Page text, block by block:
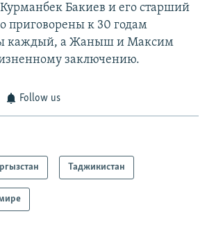
Бакиев и его старший
приговорены к 30 годам
каждый, а Жаныш и Максим
заключению.
Follow us
Таджикистан